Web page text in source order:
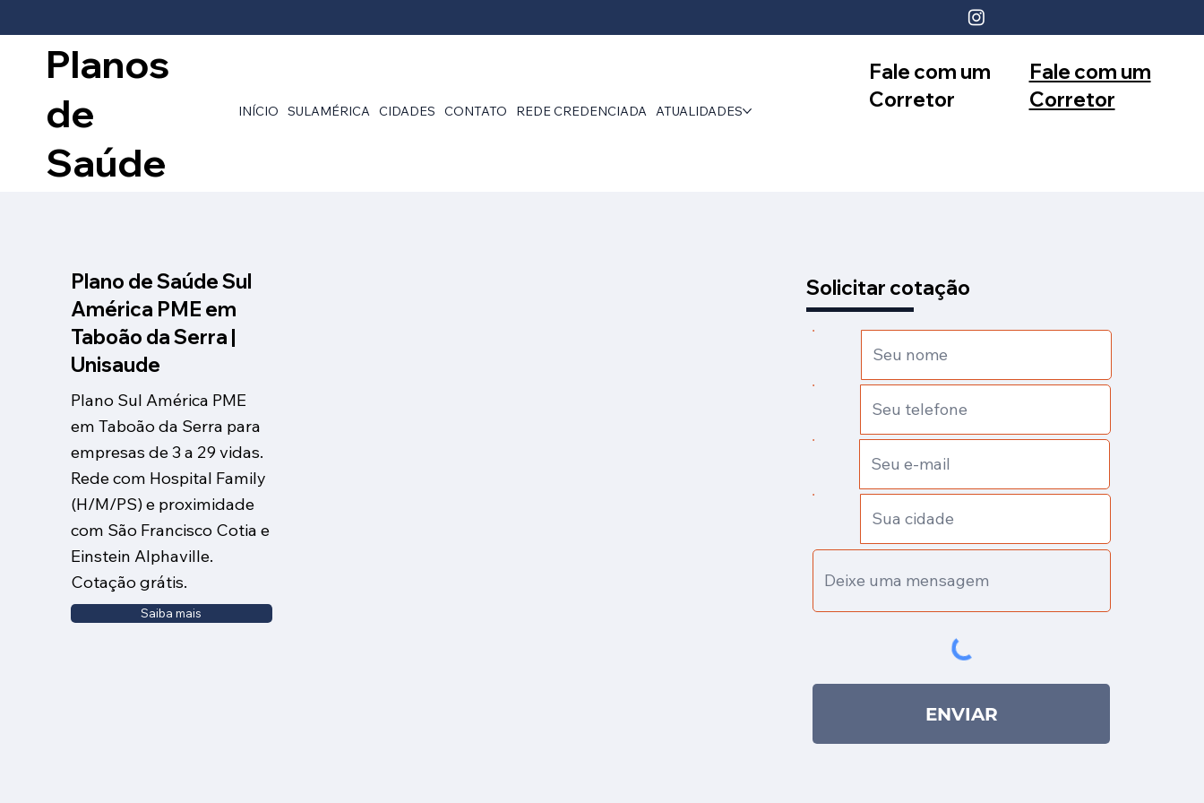
Planos
de
Saúde
INÍCIO SULAMÉRICA CIDADES CONTATO REDE CREDENCIADA ATUALIDADES
Fale com um
Corretor
Fale com um
Corretor
Solicitar cotação
ENVIAR
Plano de Saúde Sul
América PME em
Taboão da Serra |
Unisaude
Plano Sul América PME
em Taboão da Serra para
empresas de 3 a 29 vidas.
Rede com Hospital Family
(H/M/PS) e proximidade
com São Francisco Cotia e
Einstein Alphaville.
Cotação grátis.
Saiba mais